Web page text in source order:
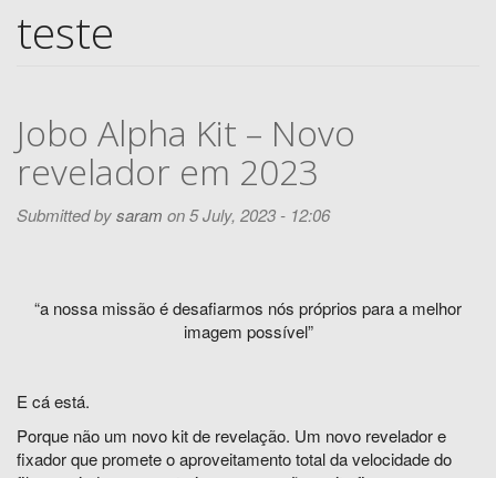
teste
Jobo Alpha Kit – Novo
revelador em 2023
Submitted bysaram on 5 July, 2023 - 12:06
“a nossa missão é desafiarmos nós próprios para a melhor
imagem possível”
E cá está.
Porque não um novo kit de revelação. Um novo revelador e
fixador que promete o aproveitamento total da velocidade do